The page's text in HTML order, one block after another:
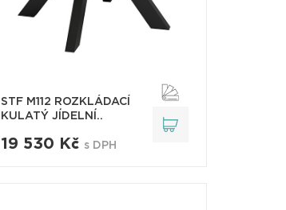
STF M112 ROZKLÁDACÍ
KULATÝ JÍDELNÍ..
19 530 Kč s DPH